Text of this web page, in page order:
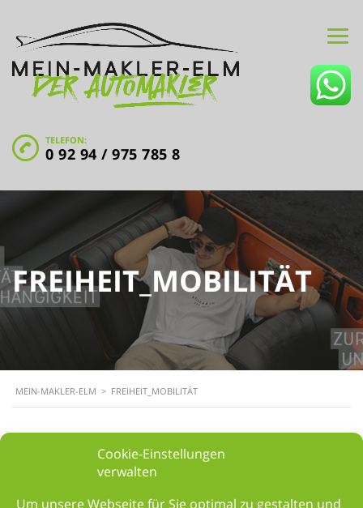
Cookie-Einstellungen
verwalten
Um unsere Webseite für Sie optimal zu gestalten und
TELEFON:
0 92 94 / 975 785 8
FREIHEIT_MOBILITÄT
MEIN-MAKLER-ELM > FREIHEIT_MOBILITÄT
freiheit_mobilität